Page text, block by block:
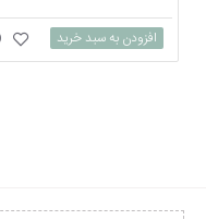
افزودن به سبد خرید